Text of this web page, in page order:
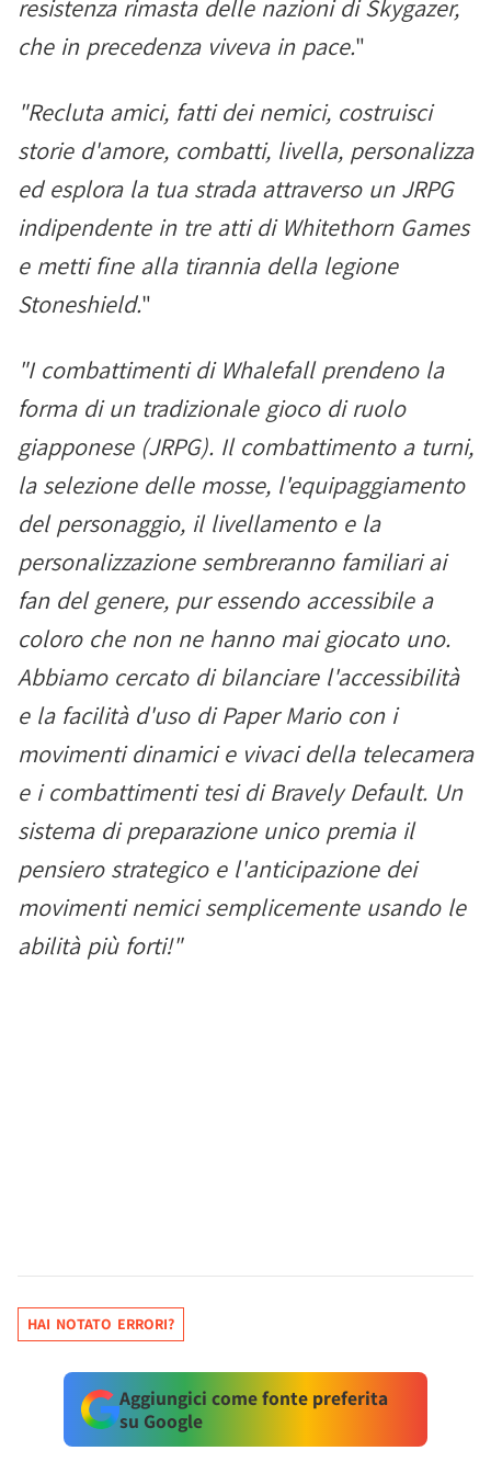
resistenza rimasta delle nazioni di Skygazer,
che in precedenza viveva in pace."
"Recluta amici, fatti dei nemici, costruisci
storie d'amore, combatti, livella, personalizza
ed esplora la tua strada attraverso un JRPG
indipendente in tre atti di Whitethorn Games
e metti fine alla tirannia della legione
Stoneshield."
"I combattimenti di Whalefall prendeno la
forma di un tradizionale gioco di ruolo
giapponese (JRPG). Il combattimento a turni,
la selezione delle mosse, l'equipaggiamento
del personaggio, il livellamento e la
personalizzazione sembreranno familiari ai
fan del genere, pur essendo accessibile a
coloro che non ne hanno mai giocato uno.
Abbiamo cercato di bilanciare l'accessibilità
e la facilità d'uso di Paper Mario con i
movimenti dinamici e vivaci della telecamera
e i combattimenti tesi di Bravely Default. Un
sistema di preparazione unico premia il
pensiero strategico e l'anticipazione dei
movimenti nemici semplicemente usando le
abilità più forti!"
HAI NOTATO ERRORI?
Aggiungici come fonte preferita
su Google